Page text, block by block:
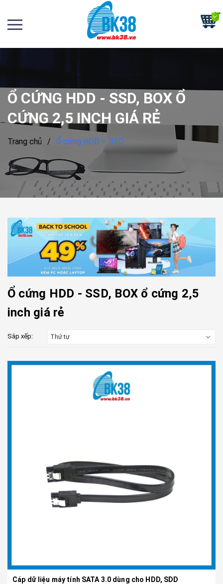
Ổ CỨNG HDD - SSD, BOX Ổ
CỨNG 2,5 INCH GIÁ RẺ
Trang chủ / Ổ cứng HDD – SSD
Ổ cứng HDD - SSD, BOX ổ cứng 2,5
inch giá rẻ
Sắp xếp: Thứ tự
Cáp dữ liệu máy tính SATA 3.0 dùng cho HDD, SDD